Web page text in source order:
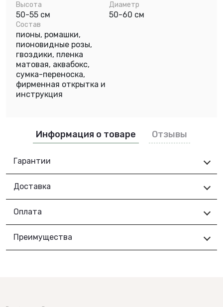
Высота
50-55 см
Диаметр
50-60 см
Состав
пионы, ромашки,
пионовидные розы,
гвоздики, пленка
матовая, аквабокс,
сумка-переноска,
фирменная открытка и
инструкция
Информация о товаре Отзывы
Гарантии
Доставка
Оплата
Преимущества